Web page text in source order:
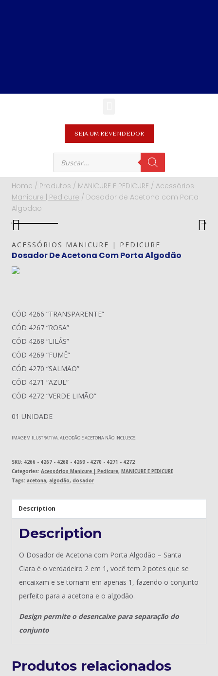
SEJA UM REVENDEDOR
Home / Produtos / MANICURE E PEDICURE / Acessórios
Manicure | Pedicure / Dosador de Acetona com Porta
Algodão
ACESSÓRIOS MANICURE | PEDICURE
Dosador De Acetona Com Porta Algodão
CÓD 4266 “TRANSPARENTE”
CÓD 4267 “ROSA”
CÓD 4268 “LILÁS”
CÓD 4269 “FUMÊ”
CÓD 4270 “SALMÃO”
CÓD 4271 “AZUL”
CÓD 4272 “VERDE LIMÃO”
01 UNIDADE
IMAGEM ILUSTRATIVA. ALGODÃO E ACETONA NÃO INCLUSOS.
SKU: 4266 - 4267 - 4268 - 4269 - 4270 - 4271 - 4272
Categories: Acessórios Manicure | Pedicure, MANICURE E PEDICURE
Tags: acetona, algodão, dosador
Description
Description
O Dosador de Acetona com Porta Algodão – Santa
Clara é o verdadeiro 2 em 1, você tem 2 potes que se
encaixam e se tornam em apenas 1, fazendo o conjunto
perfeito para a acetona e o algodão.
Design permite o desencaixe para separação do
conjunto
Produtos relacionados